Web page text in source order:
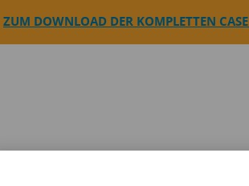
ZUM DOWNLOAD DER KOMPLETTEN